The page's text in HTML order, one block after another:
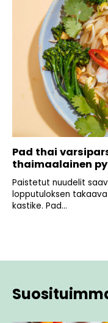
Pad thai
thaimaalainen
Paistetut nuudelit
lopputuloksen
kastike. Pad...